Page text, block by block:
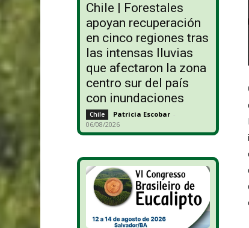
Chile | Forestales
apoyan recuperación
en cinco regiones tras
las intensas lluvias
que afectaron la zona
centro sur del país
con inundaciones
Chile Patricia Escobar -
06/08/2026